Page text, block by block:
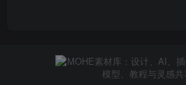
排布提供了完整的解决方案，可用